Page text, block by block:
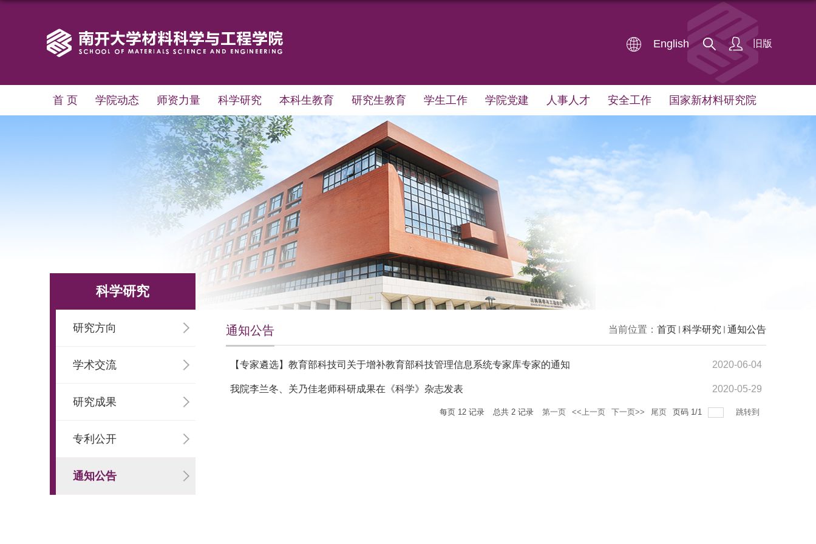
English 旧版
首 页 学院动态 师资力量 科学研究 本科生教育 研究生教育 学生工作 学院党建 人事人才 安全工作 国家新材料研究院
科学研究
研究方向
学术交流
研究成果
专利公开
通知公告
当前位置： 首页 科学研究 通知公告
通知公告
【专家遴选】教育部科技司关于增补教育部科技管理信息系统专家库专家的通知 2020-06-04
我院李兰冬、关乃佳老师科研成果在《科学》杂志发表 2020-05-29
每页 12 记录 总共 2 记录 第一页 <<上一页 下一页>> 尾页 页码 1/1 跳转到